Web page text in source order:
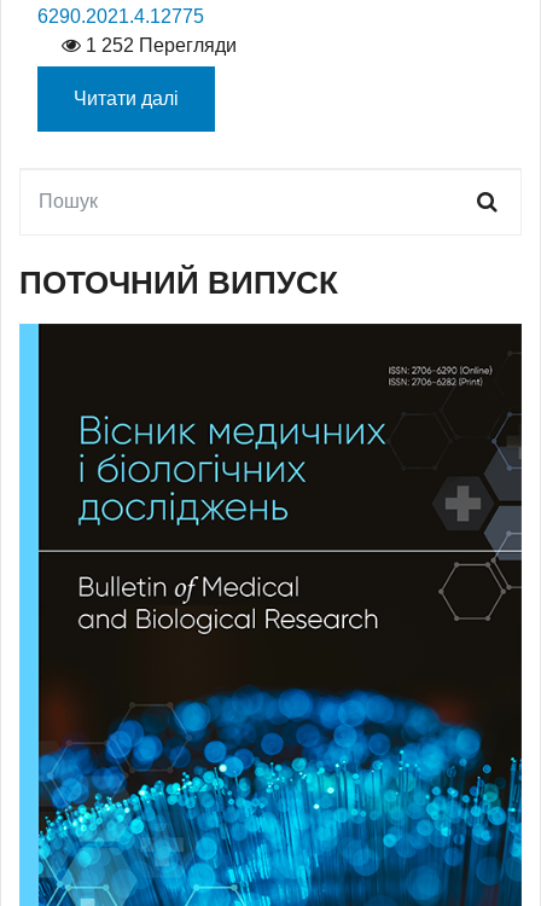
6290.2021.4.12775
1 252 Перегляди
Читати далі
ПОТОЧНИЙ ВИПУСК